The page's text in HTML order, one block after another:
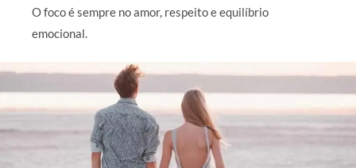
O foco é sempre no amor, respeito e equilíbrio
emocional.